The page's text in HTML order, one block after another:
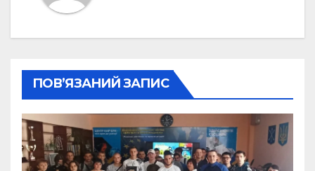
ПОВ’ЯЗАНИЙ ЗАПИС